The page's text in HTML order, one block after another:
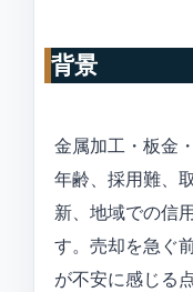
背景
金属加工・板金
年齢、採用難、
新、地域での信
す。売却を急ぐ
が不安に感じる